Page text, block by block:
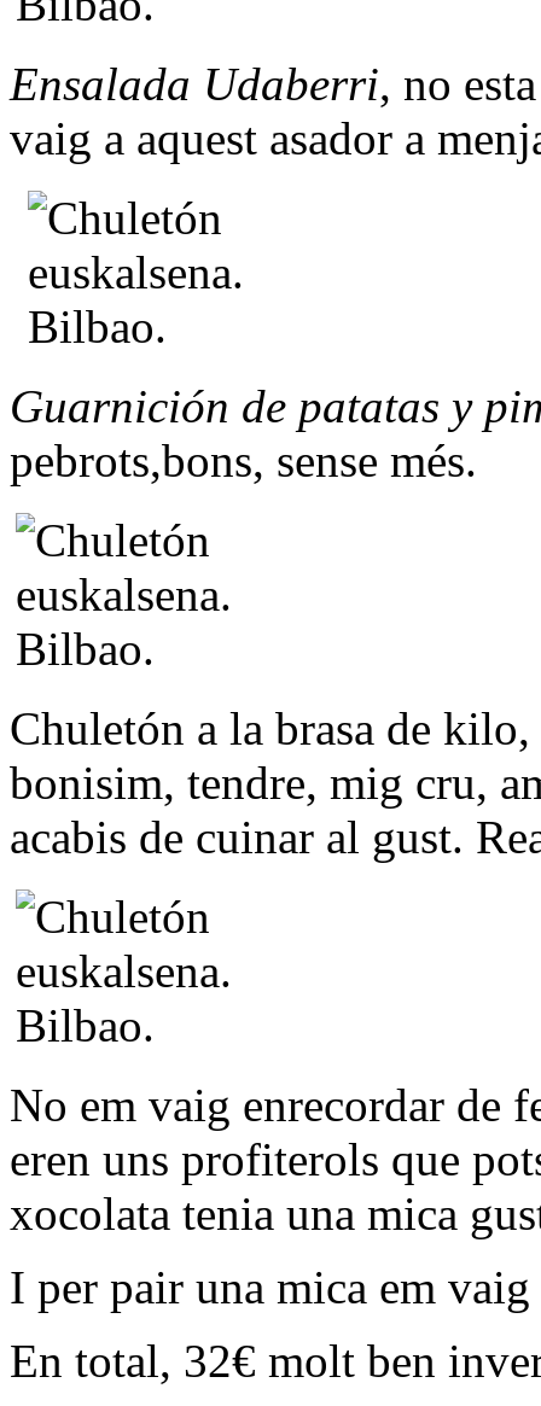
Ensalada Udaberri, no
vaig a aquest asador a
Guarnición de patatas y
pebrots,bons, sense més.
Chuletón a la brasa de
bonisim, tendre, mig cru,
acabis de cuinar al gust.
No em vaig enrecordar de
eren uns profiterols que
xocolata tenia una mica
I per pair una mica em
En total, 32€ molt ben